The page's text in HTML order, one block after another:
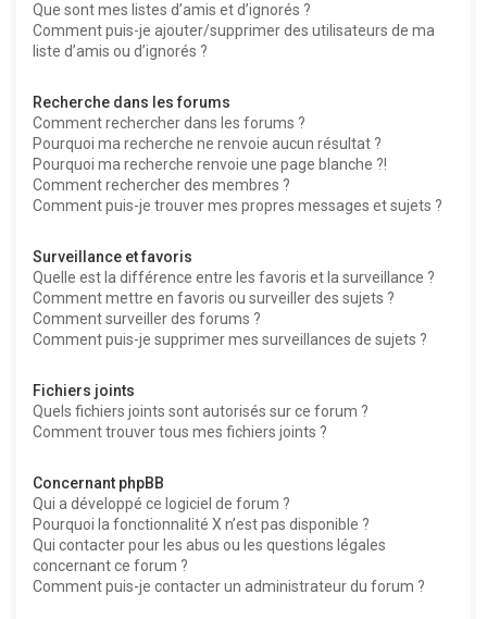
Que sont mes listes d’amis et d’ignorés ?
Comment puis-je ajouter/supprimer des utilisateurs de ma
liste d’amis ou d’ignorés ?
Recherche dans les forums
Comment rechercher dans les forums ?
Pourquoi ma recherche ne renvoie aucun résultat ?
Pourquoi ma recherche renvoie une page blanche ?!
Comment rechercher des membres ?
Comment puis-je trouver mes propres messages et sujets ?
Surveillance et favoris
Quelle est la différence entre les favoris et la surveillance ?
Comment mettre en favoris ou surveiller des sujets ?
Comment surveiller des forums ?
Comment puis-je supprimer mes surveillances de sujets ?
Fichiers joints
Quels fichiers joints sont autorisés sur ce forum ?
Comment trouver tous mes fichiers joints ?
Concernant phpBB
Qui a développé ce logiciel de forum ?
Pourquoi la fonctionnalité X n’est pas disponible ?
Qui contacter pour les abus ou les questions légales
concernant ce forum ?
Comment puis-je contacter un administrateur du forum ?